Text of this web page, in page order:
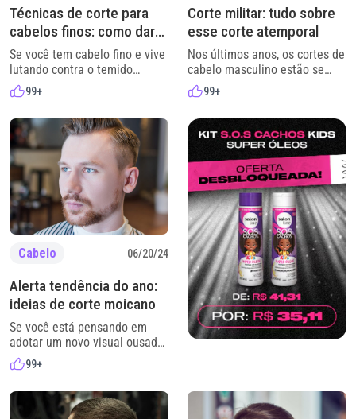
justamente […]
Técnicas de corte para
cabelos finos: como dar
volume e movimento
Se você tem cabelo fino e vive
lutando contra o temido
“efeito escorrido”, que é
aquele visual sem volume,
murcho e com as pontas ralas,
saiba que você não está
sozinha nessa. Muita gente
com esse tipo de fio sente
dificuldade para deixar o
cabelo com vida, movimento e
presença. Parece que, por
mais que […]
99+
Corte militar: tudo sobre
esse corte atemporal
Nos últimos anos, os cortes de
cabelo masculino estão se
modernizando e ganhando
novos formatos,
especialmente os modelos
que combinam praticidade,
estilo e individualidade.
Dentro das inúmeras
alternativas existentes, o corte
militar para homens tem
ganhado cada vez mais
destaque. O corte militar é
usado desde a década de 40,
época do maior conflito
armado […]
99+
Cabelo 06/20/24
Alerta tendência do ano:
ideias de corte moicano
Se você está pensando em
adotar um novo visual ousado
e cheio de estilo, o corte
moicano pode ser a escolha
perfeita. Conhecido por seu
toque moderno e versátil, este
99+